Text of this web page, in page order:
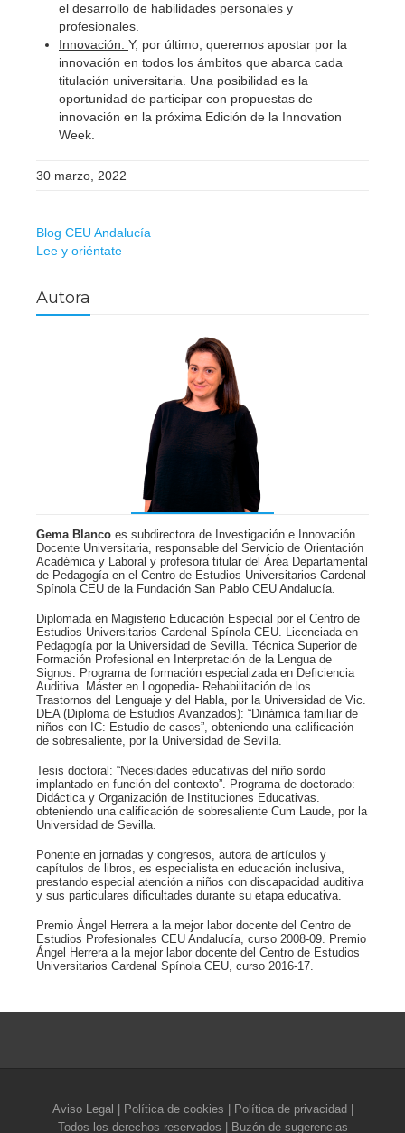
el desarrollo de habilidades personales y
profesionales.
Innovación: Y, por último, queremos apostar por la
innovación en todos los ámbitos que abarca cada
titulación universitaria. Una posibilidad es la
oportunidad de participar con propuestas de
innovación en la próxima Edición de la Innovation
Week.
30 marzo, 2022
Blog CEU Andalucía
Lee y oriéntate
Autora
Gema Blanco es subdirectora de Investigación e Innovación
Docente Universitaria, responsable del Servicio de Orientación
Académica y Laboral y profesora titular del Área Departamental
de Pedagogía en el Centro de Estudios Universitarios Cardenal
Spínola CEU de la Fundación San Pablo CEU Andalucía.
Diplomada en Magisterio Educación Especial por el Centro de
Estudios Universitarios Cardenal Spínola CEU. Licenciada en
Pedagogía por la Universidad de Sevilla. Técnica Superior de
Formación Profesional en Interpretación de la Lengua de
Signos. Programa de formación especializada en Deficiencia
Auditiva. Máster en Logopedia- Rehabilitación de los
Trastornos del Lenguaje y del Habla, por la Universidad de Vic.
DEA (Diploma de Estudios Avanzados): “Dinámica familiar de
niños con IC: Estudio de casos”, obteniendo una calificación
de sobresaliente, por la Universidad de Sevilla.
Tesis doctoral: “Necesidades educativas del niño sordo
implantado en función del contexto”. Programa de doctorado:
Didáctica y Organización de Instituciones Educativas.
obteniendo una calificación de sobresaliente Cum Laude, por la
Universidad de Sevilla.
Ponente en jornadas y congresos, autora de artículos y
capítulos de libros, es especialista en educación inclusiva,
prestando especial atención a niños con discapacidad auditiva
y sus particulares dificultades durante su etapa educativa.
Premio Ángel Herrera a la mejor labor docente del Centro de
Estudios Profesionales CEU Andalucía, curso 2008-09. Premio
Ángel Herrera a la mejor labor docente del Centro de Estudios
Universitarios Cardenal Spínola CEU, curso 2016-17.
Aviso Legal Política de cookies Política de privacidad
Todos los derechos reservados |
Buzón de sugerencias